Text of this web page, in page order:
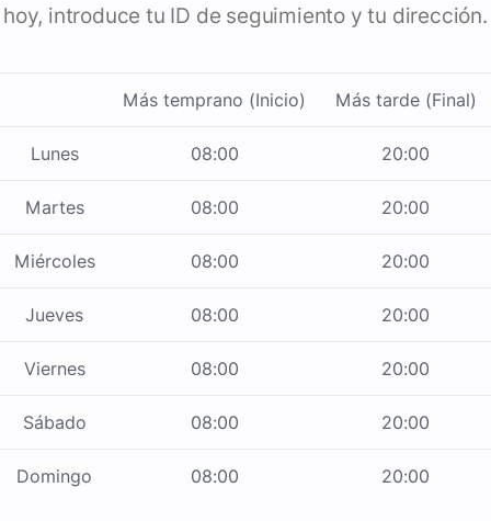
hoy, introduce tu ID de seguimiento y tu dirección.
Más temprano (Inicio) Más tarde (Final)
Lunes 08:00 20:00
Martes 08:00 20:00
Miércoles 08:00 20:00
Jueves 08:00 20:00
Viernes 08:00 20:00
Sábado 08:00 20:00
Domingo 08:00 20:00